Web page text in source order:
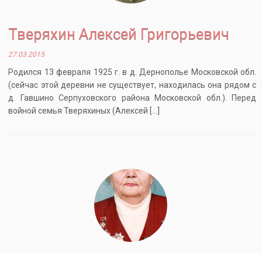
Тверяхин Алексей Григорьевич
27.03.2015
Родился 13 февраля 1925 г. в д. Дернополье Московской обл.
(сейчас этой деревни не существует, находилась она рядом с
д. Гавшино Серпуховского района Московской обл.). Перед
войной семья Тверяхиных (Алексей […]